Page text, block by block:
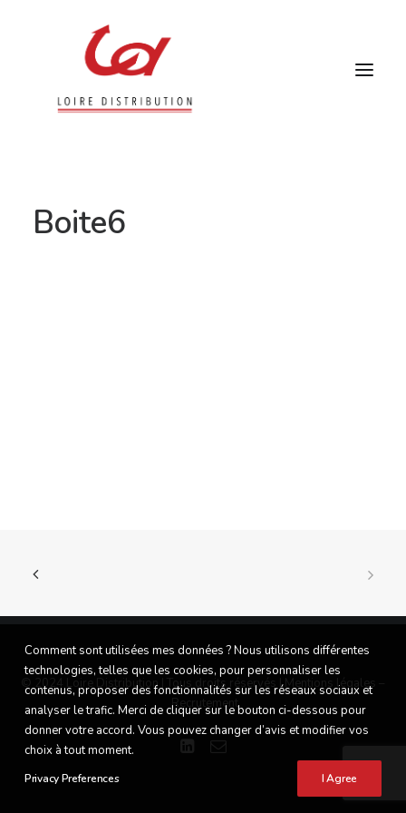
Boite6
© 2024 Loire Distribution | Tous droits réservés | Mentions légales
Recrutement
Comment sont utilisées mes données ? Nous utilisons différentes
technologies, telles que les cookies, pour personnaliser les
contenus, proposer des fonctionnalités sur les réseaux sociaux et
analyser le trafic. Merci de cliquer sur le bouton ci-dessous pour
donner votre accord. Vous pouvez changer d’avis et modifier vos
choix à tout moment.
Privacy Preferences I Agree